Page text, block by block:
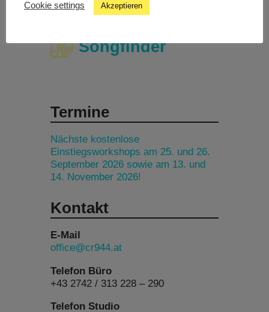
Studiochat
Songfinder
Termine
Nächste kostenlose
Einstiegsworkshops am 25. und 26.
September 2026 sowie am 13. und
14. November 2026!
Kontakt
E-Mail
office@cr944.at
Telefon Büro
+43 2742 / 313 228 – 290
Telefon Studio
Cookie settings Akzeptieren